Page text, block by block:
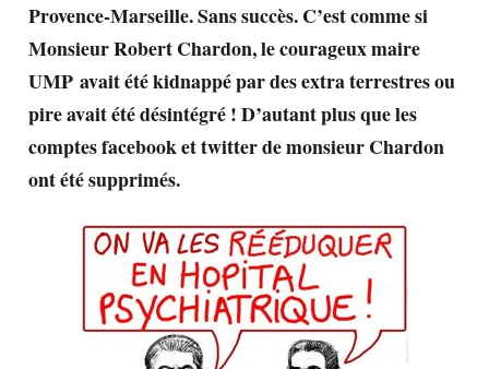
Provence-Marseille. Sans succès. C’est comme si
Monsieur Robert Chardon, le courageux maire
UMP avait été kidnappé par des extra terrestres ou
pire avait été désintégré ! D’autant plus que les
comptes facebook et twitter de monsieur Chardon
ont été supprimés.